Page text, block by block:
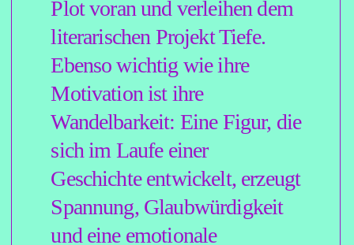
Sie können eine Figur
mitbringen, an der Sie bereits
arbeiten, oder aber im
Seminar eine vollkommen
neue kreieren. Schritt für
Schritt wird diese Figur durch
Handlungssituationen gelenkt,
ihre Entwicklung skizziert und
Verlaufe des Romans auf
psychologischer Ebene